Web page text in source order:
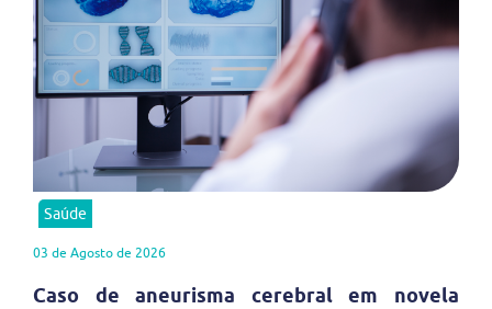
Saúde
03 de Agosto de 2026
Caso de aneurisma cerebral em novela